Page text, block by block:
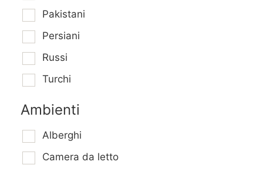
Pakistani
Persiani
Russi
Turchi
Ambienti
Alberghi
Camera da letto